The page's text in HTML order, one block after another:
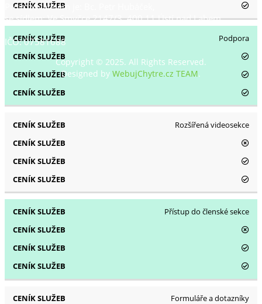
Podpora
Rozšířená videosekce
Přístup do členské sekce
Formuláře a dotazníky
Provozovatelem je: Bc. Petr Hubáček,
se sídlem: Ve Smyčce 2147/3, 400 11 Ústí nad Labem
IČO: 07581688
Copyright © 2025. All Rights Reserved.
Designed by WebujChytre.cz TEAM.